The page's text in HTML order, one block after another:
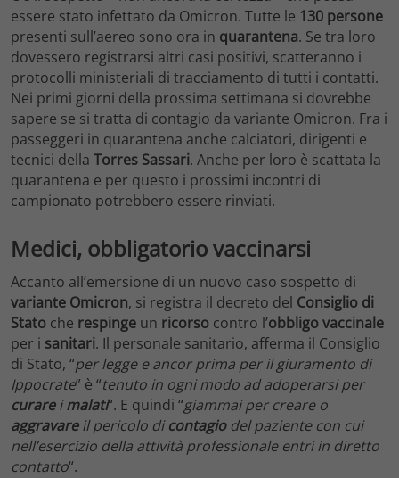
essere stato infettato da Omicron. Tutte le 130 persone
presenti sull’aereo sono ora in quarantena. Se tra loro
dovessero registrarsi altri casi positivi, scatteranno i
protocolli ministeriali di tracciamento di tutti i contatti.
Nei primi giorni della prossima settimana si dovrebbe
sapere se si tratta di contagio da variante Omicron. Fra i
passeggeri in quarantena anche calciatori, dirigenti e
tecnici della Torres Sassari. Anche per loro è scattata la
quarantena e per questo i prossimi incontri di
campionato potrebbero essere rinviati.
Medici, obbligatorio vaccinarsi
Accanto all’emersione di un nuovo caso sospetto di
variante Omicron, si registra il decreto del Consiglio di
Stato che respinge un ricorso contro l’obbligo vaccinale
per i sanitari. Il personale sanitario, afferma il Consiglio
di Stato, “per legge e ancor prima per il giuramento di
Ippocrate” è “tenuto in ogni modo ad adoperarsi per
curareimalati“. E quindi “giammai per creare o
aggravareil pericolo dicontagiodel paziente con cui
nell’esercizio della attività professionale entri in diretto
contatto“.